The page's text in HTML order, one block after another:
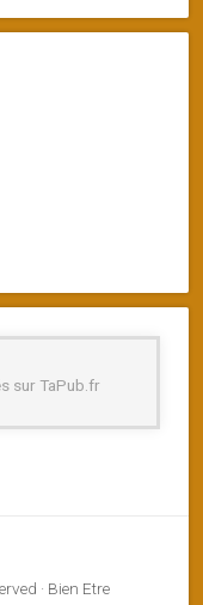
· Bien Etre